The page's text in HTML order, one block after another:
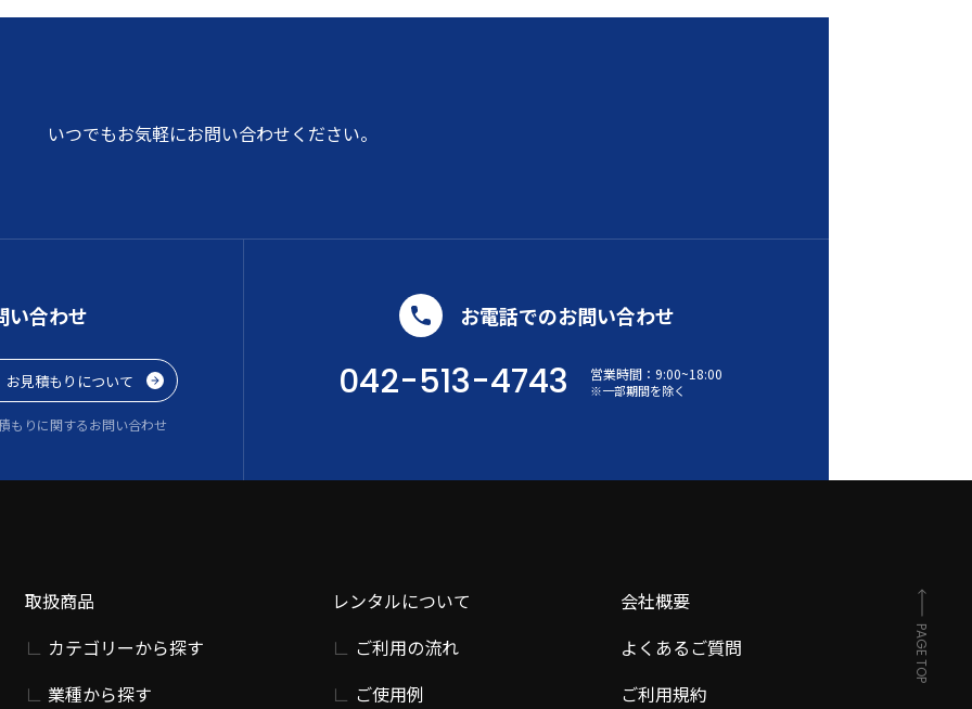
いつでもお気軽にお問い合わせください。
い合わせ
お見積もりについて
もりに関するお問い合わせ
お電話でのお問い合わせ
042-513-4743 営業時間： 9:00~18:00
※一部期間を除く
取扱商品
カテゴリーから探す
業種から探す
レンタルについて
ご利用の流れ
ご使用例
会社概要
よくあるご質問
ご利用規約
PAGE TOP